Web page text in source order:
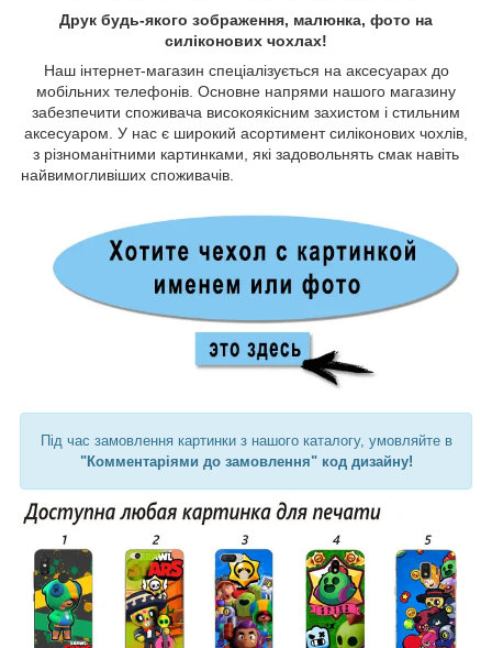
Друк будь-якого зображення, малюнка, фото на
силіконових чохлах!
Наш інтернет-магазин спеціалізується на аксесуарах до
мобільних телефонів. Основне напрями нашого магазину
забезпечити споживача високоякісним захистом і стильним
аксесуаром. У нас є широкий асортимент силіконових чохлів,
з різноманітними картинками, які задовольнять смак навіть
найвимогливіших споживачів.
Під час замовлення картинки з нашого каталогу, умовляйте в
"Комментаріями до замовлення" код дизайну!